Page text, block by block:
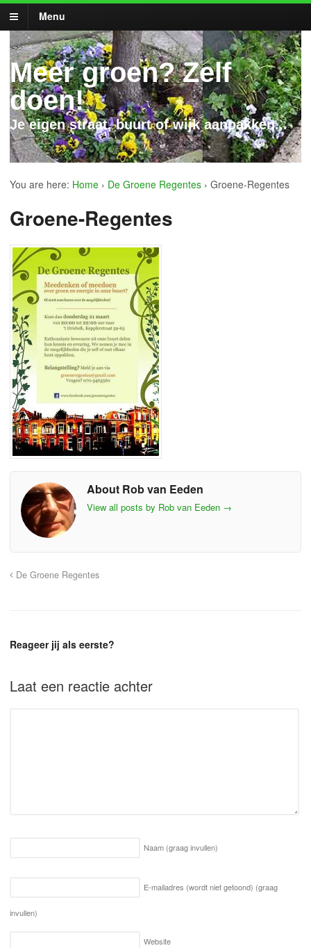
Menu
Meer groen? Zelf
doen!
Je eigen straat, buurt of wijk aanpakken...
You are here: Home › De Groene Regentes › Groene-Regentes
Groene-Regentes
About Rob van Eeden
View all posts by Rob van Eeden →
De Groene Regentes
Reageer jij als eerste?
Laat een reactie achter
Naam (graag invullen)
E-mailadres (wordt niet getoond) (graag
invullen)
Website